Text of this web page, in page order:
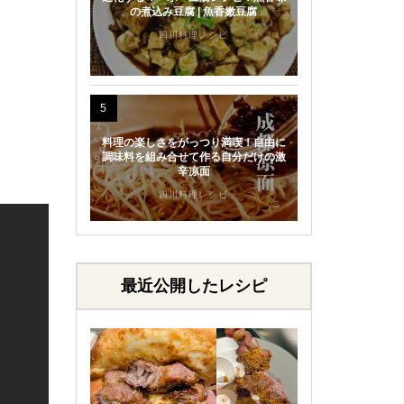
の煮込み豆腐 | 魚香嫩豆腐
四川料理レシピ
5
料理の楽しさをがっつり満喫！自由に
調味料を組み合せて作る自分だけの激
辛凉面
四川料理レシピ
最近公開したレシピ